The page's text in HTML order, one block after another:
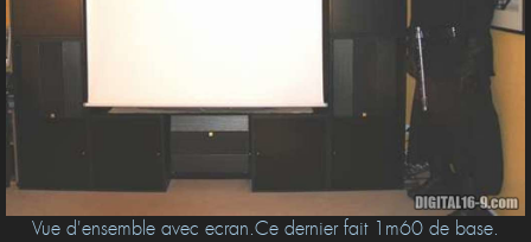
Vue d'ensemble avec ecran.Ce dernier fait 1m60 de base.